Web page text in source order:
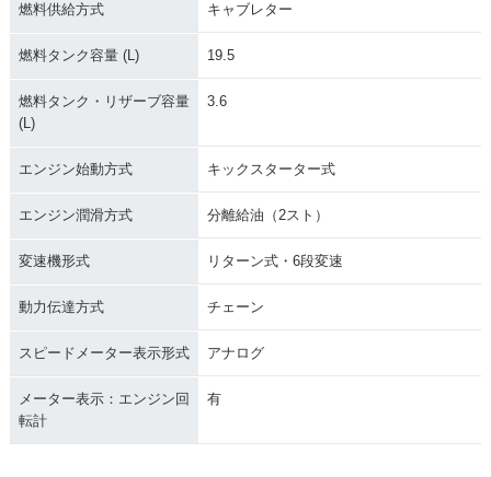
燃料供給方式 キャブレター
燃料タンク容量 (L) 19.5
燃料タンク・リザーブ容量
(L)
3.6
エンジン始動方式 キックスターター式
エンジン潤滑方式 分離給油（2スト）
変速機形式 リターン式・6段変速
動力伝達方式 チェーン
スピードメーター表示形式 アナログ
メーター表示：エンジン回
転計
有